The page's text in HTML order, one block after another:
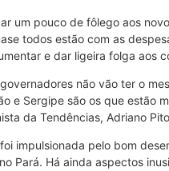
um pouco de fôlego aos
todos estão com as
e dar ligeira folga aos
não vão ter o
e Sergipe são os que estão
da Tendências, Adriano
impulsionada pelo bom
Pará. Há ainda aspectos